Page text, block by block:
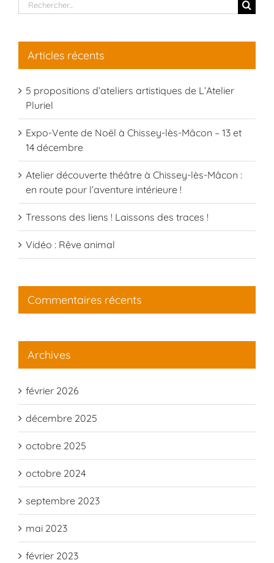
Rechercher:
Articles récents
5 propositions d’ateliers artistiques de L’Atelier
Pluriel
Expo-Vente de Noël à Chissey-lès-Mâcon – 13 et
14 décembre
Atelier découverte théâtre à Chissey-lès-Mâcon :
en route pour l’aventure intérieure !
Tressons des liens ! Laissons des traces !
Vidéo : Rêve animal
Commentaires récents
Archives
février 2026
décembre 2025
octobre 2025
octobre 2024
septembre 2023
mai 2023
février 2023